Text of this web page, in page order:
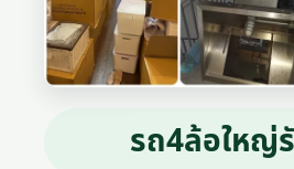
รถ4ล้อใหญ่